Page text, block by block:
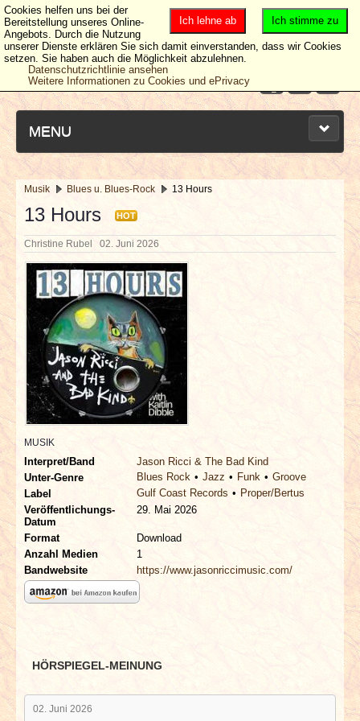
MENU
NEUESTE ARTIKEL
NEWS & DATES
BERICHTE
VERLOSUNGEN
INTERVIEWS
SPECIALS
REDAKTION
LINKS
ARCHIV
Musik Blues u. Blues-Rock 13 Hours
13 Hours HOT
Christine Rubel 02. Juni 2026
MUSIK
Interpret/Band
Jason Ricci & The Bad Kind
Unter-Genre
Blues Rock Jazz Funk
Groove
Label
Gulf Coast Records
Proper/Bertus
Veröffentlichungs-
Datum
29. Mai 2026
Format
Download
Anzahl Medien
1
Bandwebsite
https://www.jasonriccimusic.com/
HÖRSPIEGEL-MEINUNG
02. Juni 2026
Ich stimme zu
Ich lehne ab
Cookies helfen uns bei der
Bereitstellung unseres Online-
Angebots. Durch die Nutzung
unserer Dienste erklären Sie sich damit einverstanden, dass wir Cookies
setzen. Sie haben auch die Möglichkeit abzulehnen.
Datenschutzrichtlinie ansehen
Weitere Informationen zu Cookies und ePrivacy